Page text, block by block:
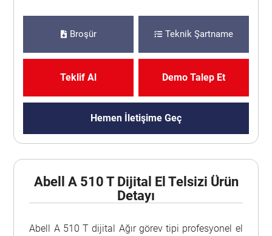
Broşür Teknik Şartname
Teklif Al Demo Talep Et
Hemen İletişime Geç
Abell A 510 T Dijital El Telsizi Ürün
Detayı
Abell A 510 T dijital Ağır görev tipi profesyonel el